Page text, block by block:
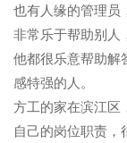
也有人缘的管理员
非常乐于帮助别人
他都很乐意帮助解
感特强的人。
方工的家在滨江区
自己的岗位职责，